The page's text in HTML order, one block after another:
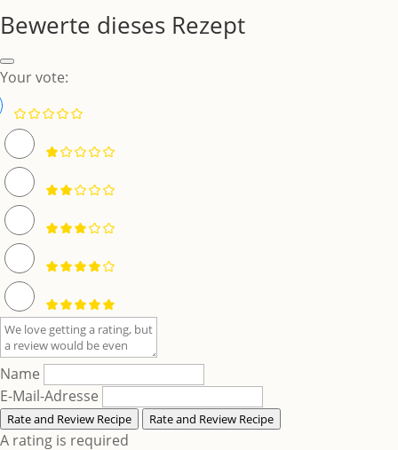
Bewerte dieses Rezept
Your vote:
Name
E-Mail-Adresse
Rate and Review Recipe Rate and Review Recipe
A rating is required